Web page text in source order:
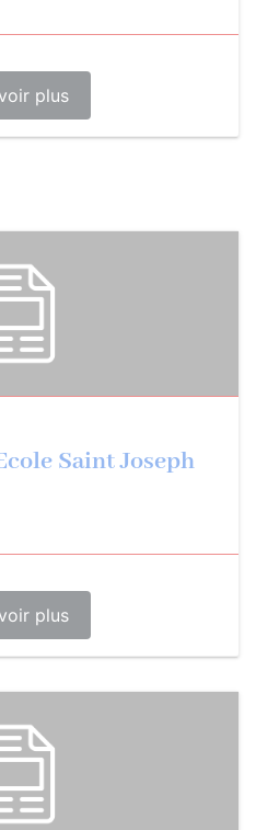
plus
Saint Joseph
plus